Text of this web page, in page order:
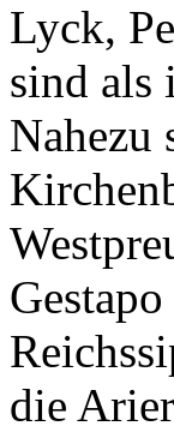
Lyck,
sind als
Nahezu
die